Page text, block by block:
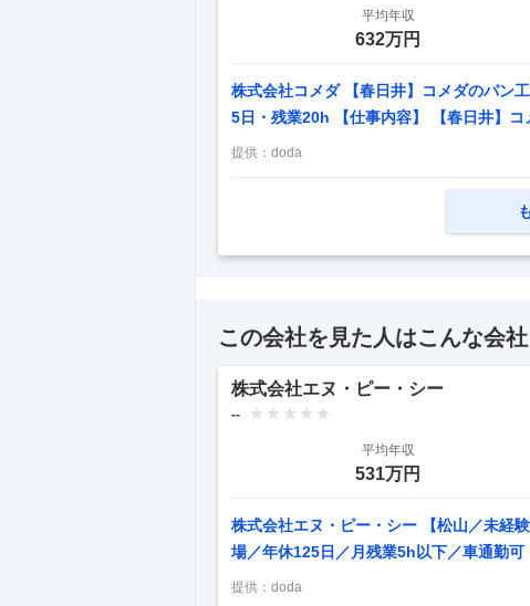
平均年収
632万円
株式会社コメダ 【春日井】コメダのパン
5日・残業20h 【仕事内容】 【春日井】
る＞◆年休125日・残業20h 【具体的な仕
舗拡大に伴い品質への期待が高まってお
提供： doda
この会社を見た人はこんな会
株式会社エヌ・ピー・シー
--
平均年収
531万円
株式会社エヌ・ピー・シー 【松山／未経
場／年休125日／月残業5h以下／車通勤
造装置設計◆東証グロース上場／年休125
提供： doda